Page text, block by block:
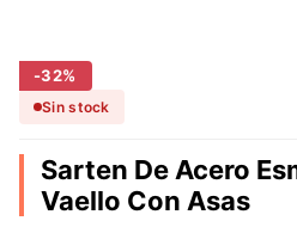
-32%
Sin stock
Sarten De Acero
Vaello Con Asas